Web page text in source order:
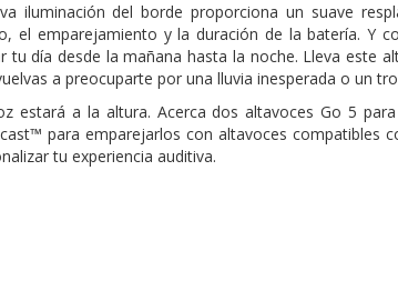
iluminación del borde proporciona un suave
el emparejamiento y la duración de la batería. Y
día desde la mañana hasta la noche. Lleva este
a preocuparte por una lluvia inesperada o un
estará a la altura. Acerca dos altavoces Go 5
para emparejarlos con altavoces compatibles
tu experiencia auditiva.